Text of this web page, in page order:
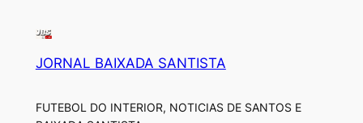
JORNAL BAIXADA SANTISTA
FUTEBOL DO INTERIOR, NOTICIAS DE SANTOS E